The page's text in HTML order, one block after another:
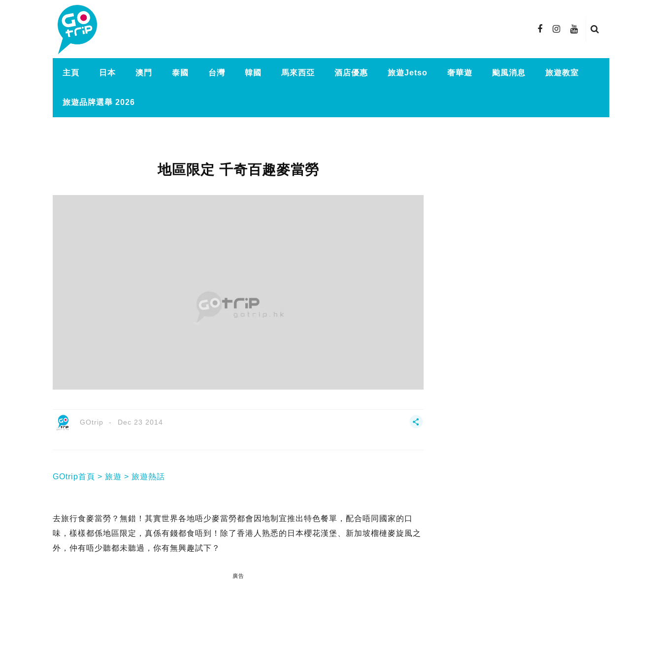
主頁 日本 澳門 泰國 台灣 韓國 馬來西亞 酒店優惠 旅遊Jetso 奢華遊 颱風消息 旅遊教室
旅遊品牌選舉 2026
地區限定 千奇百趣麥當勞
GOtrip Dec 23 2014
GOtrip首頁 旅遊 旅遊熱話
去旅行食麥當勞？無錯！其實世界各地唔少麥當勞都會因地制宜推出特色餐單，配合唔同國家的口
味，樣樣都係地區限定，真係有錢都食唔到！除了香港人熟悉的日本櫻花漢堡、新加坡榴槤麥旋風之
外，仲有唔少聽都未聽過，你有無興趣試下？
廣告